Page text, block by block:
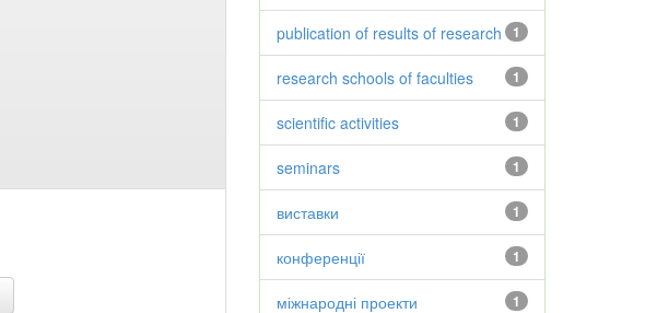
1
publication of results of research
1
research schools of faculties
1
scientific activities
1
seminars
1
виставки
1
конференції
1
міжнародні проекти